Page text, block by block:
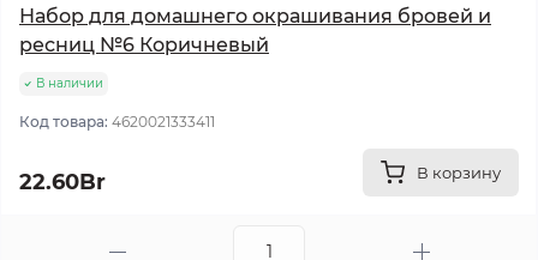
Набор для домашнего окрашивания бровей и
ресниц №6 Коричневый
В наличии
Код товара: 4620021333411
22.60Br В корзину